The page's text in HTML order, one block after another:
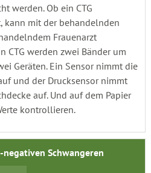
werden. Ob ein CTG
kann mit der behandelnden
Frauenarzt
CTG werden zwei Bänder um
Geräten. Ein Sensor nimmt die
und der Drucksensor nimmt
auf. Und auf dem Papier
kontrollieren.
Schwangeren